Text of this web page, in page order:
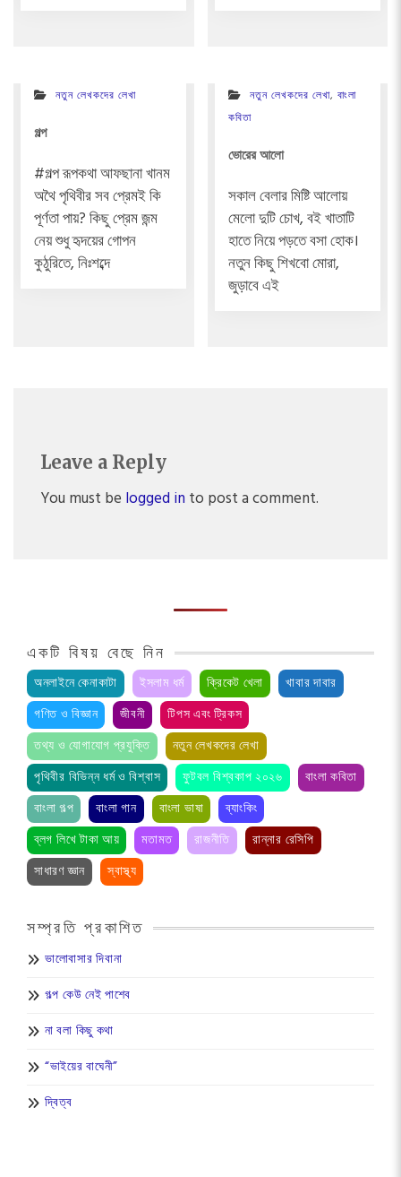
নতুন লেখকদের লেখা
গল্প
#গল্প রূপকথা আফছানা খানম
অথৈ পৃথিবীর সব প্রেমই কি
পূর্ণতা পায়? কিছু প্রেম জন্ম
নেয় শুধু হৃদয়ের গোপন
কুঠুরিতে, নিঃশব্দে
নতুন লেখকদের লেখা, বাংলা
কবিতা
ভোরের আলো
সকাল বেলার মিষ্টি আলোয়
মেলো দুটি চোখ, বই খাতাটি
হাতে নিয়ে পড়তে বসা হোক।
নতুন কিছু শিখবো মোরা,
জুড়াবে এই
Leave a Reply
You must be logged in to post a comment.
একটি বিষয় বেছে নিন
অনলাইনে কেনাকাটা
ইসলাম ধর্ম ক্রিকেট খেলা
খাবার দাবার
গণিত ও বিজ্ঞান
জীবনী
টিপস এবং ট্রিকস
তথ্য ও যোগাযোগ প্রযুক্তি
নতুন লেখকদের লেখা
পৃথিবীর বিভিন্ন ধর্ম ও বিশ্বাস
ফুটবল বিশ্বকাপ ২০২৬
বাংলা কবিতা
বাংলা গল্প
বাংলা গান বাংলা ভাষা
ব্যাংকিং
ব্লগ লিখে টাকা আয়
মতামত রাজনীতি
রান্নার রেসিপি
সাধারণ জ্ঞান
স্বাস্থ্য
সম্প্রতি প্রকাশিত
ভালোবাসার দিবানা
গল্প কেউ নেই পাশেব
না বলা কিছু কথা
“ভাইয়ের বাঘেনী”
দ্বিত্ব